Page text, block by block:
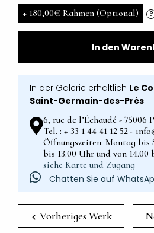
+ 180,00€ Rahmen (Optional) ?
In den
In der Galerie erhältlich Le
Saint-Germain-des-Prés
6, rue de l’Échaudé - 75006
Tel. : + 33 1 44 41 12 52 -
Öffnungszeiten: Montag bis
bis 13.00 Uhr und von 14.00
siehe Karte und Zugang
Chatten Sie auf
Vorheriges Werk